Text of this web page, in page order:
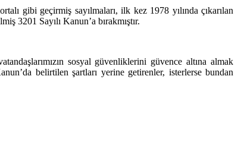
gibi geçirmiş sayılmaları, ilk kez 1978 yılında çıkarılan
3201 Sayılı Kanun’a bırakmıştır.
sosyal güvenliklerini güvence altına almak
belirtilen şartları yerine getirenler, isterlerse bundan